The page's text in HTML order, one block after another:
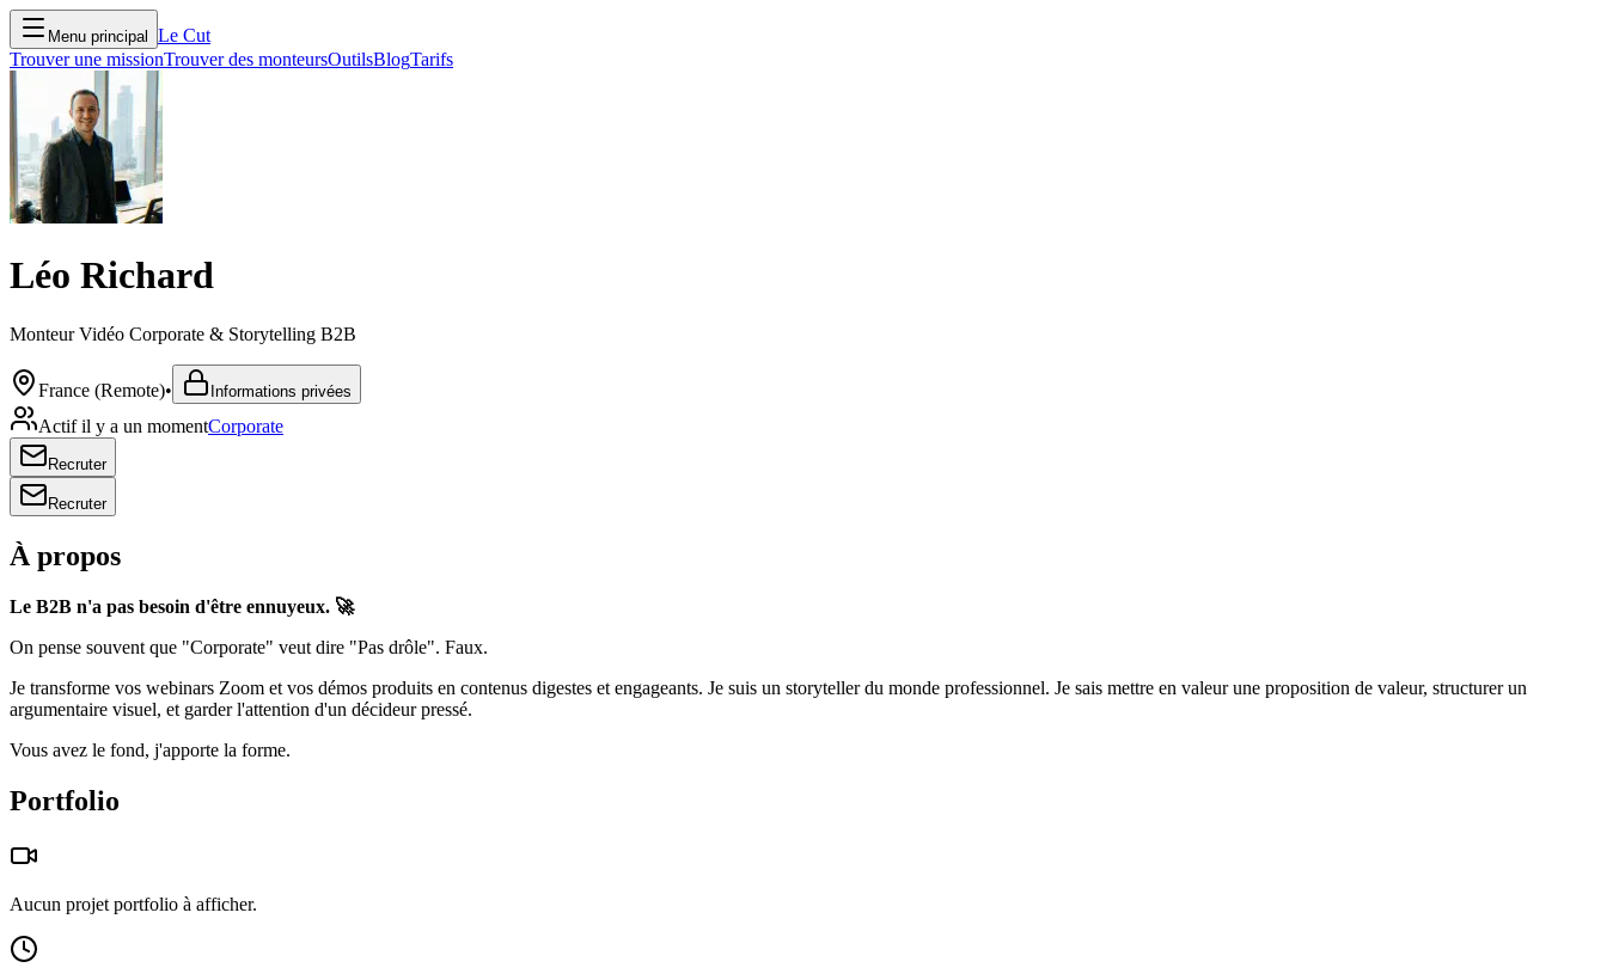
Menu principal
Le Cut
Trouver une missionTrouver des monteursOutilsBlogTarifs
Léo Richard
Monteur Vidéo Corporate & Storytelling B2B
France (Remote)• Informations privées
Actif il y a un momentCorporate
Recruter
Recruter
À propos
Le B2B n'a pas besoin d'être ennuyeux. 🚀
On pense souvent que "Corporate" veut dire "Pas drôle". Faux.
Je transforme vos webinars Zoom et vos démos produits en contenus digestes et engageants. Je suis un storyteller du monde professionnel. Je sais mettre en valeur une proposition de valeur, structurer un
argumentaire visuel, et garder l'attention d'un décideur pressé.
Vous avez le fond, j'apporte la forme.
Portfolio
Aucun projet portfolio à afficher.